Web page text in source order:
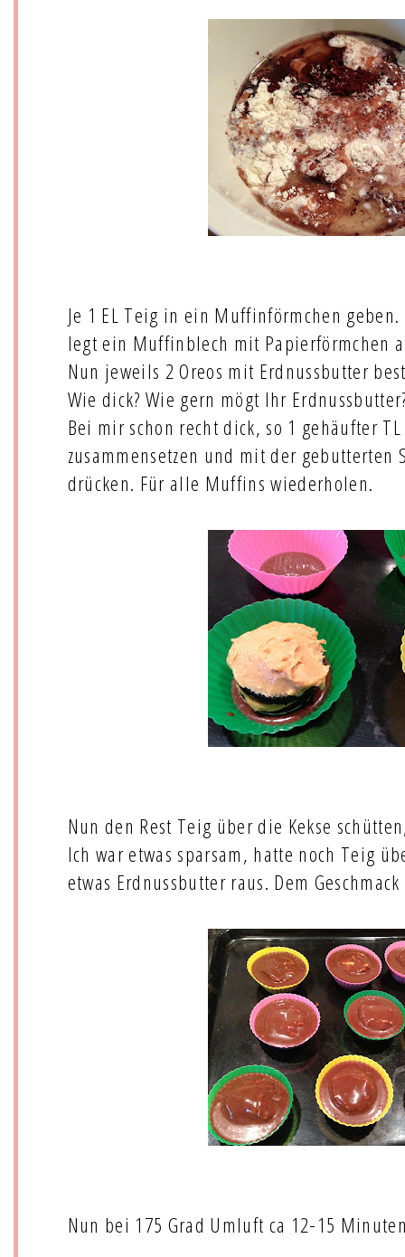
Je 1 EL Teig in ein Muffinförmchen
legt ein Muffinblech mit Papierförmchen
Nun jeweils 2 Oreos mit Erdnussbutter
Wie dick? Wie gern mögt Ihr
Bei mir schon recht dick, so 1 gehäufter
zusammensetzen und mit der gebutterten
drücken. Für alle Muffins wiederholen.
Nun den Rest Teig über die Kekse
Ich war etwas sparsam, hatte noch Teig
etwas Erdnussbutter raus. Dem
Nun bei 175 Grad Umluft ca 12-15